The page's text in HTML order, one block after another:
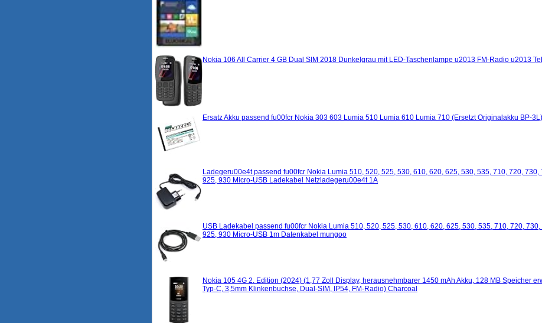
Nokia 106 All Carrier 4 GB Dual SIM 2018 Dunkelgrau mit LED-Taschenlampe u2013 FM-Radio u2013
Ersatz Akku passend fu00fcr Nokia 303 603 Lumia 510 Lumia 610 Lumia 710 (Ersetzt Originalakku BP-3L)
Ladegeru00e4t passend fu00fcr Nokia Lumia 510, 520, 525, 530, 610, 620, 625, 530, 535, 710, 720,
925, 930 Micro-USB Ladekabel Netzladegeru00e4t 1A
USB Ladekabel passend fu00fcr Nokia Lumia 510, 520, 525, 530, 610, 620, 625, 530, 535, 710, 720,
925, 930 Micro-USB 1m Datenkabel mungoo
Nokia 105 4G 2. Edition (2024) (1,77 Zoll Display, herausnehmbarer 1450 mAh Akku, 128 MB Speicher
Typ-C, 3,5mm Klinkenbuchse, Dual-SIM, IP54, FM-Radio) Charcoal